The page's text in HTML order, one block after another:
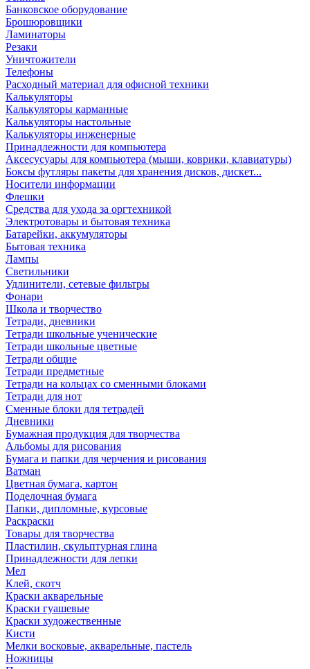
Банковское оборудование
Брошюровщики
Ламинаторы
Резаки
Уничтожители
Телефоны
Расходный материал для офисной техники
Калькуляторы
Калькуляторы карманные
Калькуляторы настольные
Калькуляторы инженерные
Принадлежности для компьютера
Аксесусуары для компьютера (мыши, коврики, клавиатуры)
Боксы футляры пакеты для хранения дисков, дискет...
Носители информации
Флешки
Средства для ухода за оргтехникой
Электротовары и бытовая техника
Батарейки, аккумуляторы
Бытовая техника
Лампы
Светильники
Удлинители, сетевые фильтры
Фонари
Школа и творчество
Тетради, дневники
Тетради школьные ученические
Тетради школьные цветные
Тетради общие
Тетради предметные
Тетради на кольцах со сменными блоками
Тетради для нот
Сменные блоки для тетрадей
Дневники
Бумажная продукция для творчества
Альбомы для рисования
Бумага и папки для черчения и рисования
Ватман
Цветная бумага, картон
Поделочная бумага
Папки, дипломные, курсовые
Раскраски
Товары для творчества
Пластилин, скульптурная глина
Принадлежности для лепки
Мел
Клей, скотч
Краски акварельные
Краски гуашевые
Краски художественные
Кисти
Мелки восковые, акварельные, пастель
Ножницы